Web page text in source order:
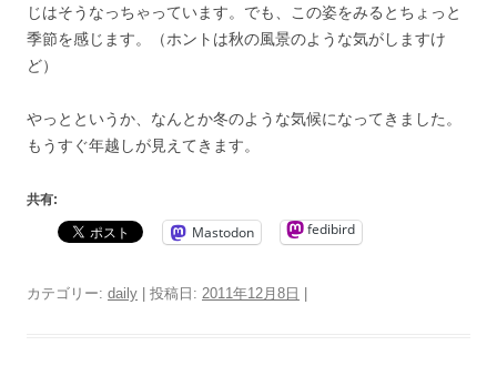
じはそうなっちゃっています。でも、この姿をみるとちょっと
季節を感じます。（ホントは秋の風景のような気がしますけ
ど）
やっとというか、なんとか冬のような気候になってきました。
もうすぐ年越しが見えてきます。
共有:
Mastodon fedibird
カテゴリー: daily | 投稿日: 2011年12月8日 |